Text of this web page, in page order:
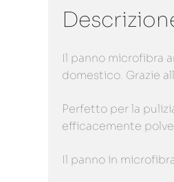
Il panno microfibra
domestico. Grazie
Perfetto per la
efficacemente
Il panno in